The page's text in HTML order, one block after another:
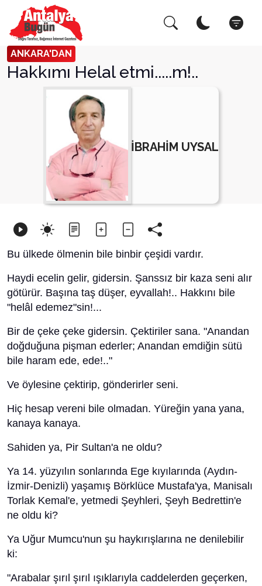
ANKARA'DAN
Hakkımı Helal etmi.....m!..
İBRAHİM UYSAL
Bu ülkede ölmenin bile binbir çeşidi vardır.
Haydi ecelin gelir, gidersin. Şanssız bir kaza seni alır
götürür. Başına taş düşer, eyvallah!.. Hakkını bile
"helâl edemez"sin!...
Bir de çeke çeke gidersin. Çektiriler sana. "Anandan
doğduğuna pişman ederler; Anandan emdiğin sütü
bile haram ede, ede!.."
Ve öylesine çektirip, gönderirler seni.
Hiç hesap vereni bile olmadan. Yüreğin yana yana,
kanaya kanaya.
Sahiden ya, Pir Sultan'a ne oldu?
Ya 14. yüzyılın sonlarında Ege kıyılarında (Aydın-
İzmir-Denizli) yaşamış Börklüce Mustafa'ya, Manisalı
Torlak Kemal'e, yetmedi Şeyhleri, Şeyh Bedrettin'e
ne oldu ki?
Ya Uğur Mumcu'nun şu haykırışlarına ne denilebilir
ki:
"Arabalar şırıl şırıl ışıklarıyla caddelerden geçerken,
Arama Yap! Kapat